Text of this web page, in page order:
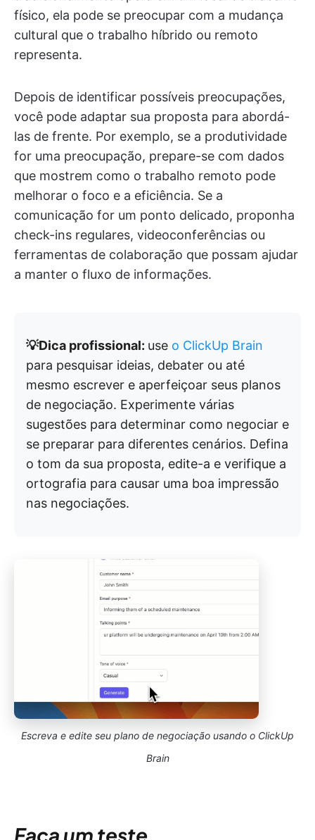
físico, ela pode se preocupar com a mudança
cultural que o trabalho híbrido ou remoto
representa.
Depois de identificar possíveis preocupações,
você pode adaptar sua proposta para abordá-
las de frente. Por exemplo, se a produtividade
for uma preocupação, prepare-se com dados
que mostrem como o trabalho remoto pode
melhorar o foco e a eficiência. Se a
comunicação for um ponto delicado, proponha
check-ins regulares, videoconferências ou
ferramentas de colaboração que possam ajudar
a manter o fluxo de informações.
💡Dica profissional: use o ClickUp Brain
para pesquisar ideias, debater ou até
mesmo escrever e aperfeiçoar seus planos
de negociação. Experimente várias
sugestões para determinar como negociar e
se preparar para diferentes cenários. Defina
o tom da sua proposta, edite-a e verifique a
ortografia para causar uma boa impressão
nas negociações.
Escreva e edite seu plano de negociação usando o ClickUp
Brain
Faça um teste